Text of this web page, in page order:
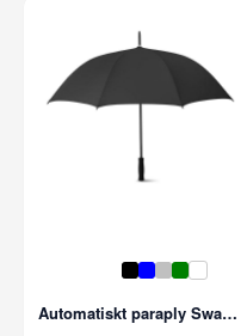
Automatiskt paraply Swansea 27''